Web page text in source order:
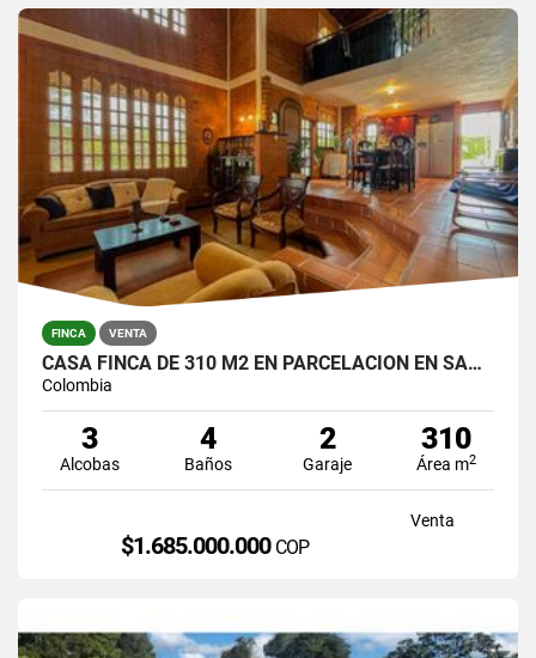
FINCA VENTA
CASA FINCA DE 310 M2 EN PARCELACION EN SANTA ELENA / LOTE DE 6.450 M2
Colombia
3
Alcobas
4
Baños
2
Garaje
310
Área m2
Venta
$1.685.000.000 COP